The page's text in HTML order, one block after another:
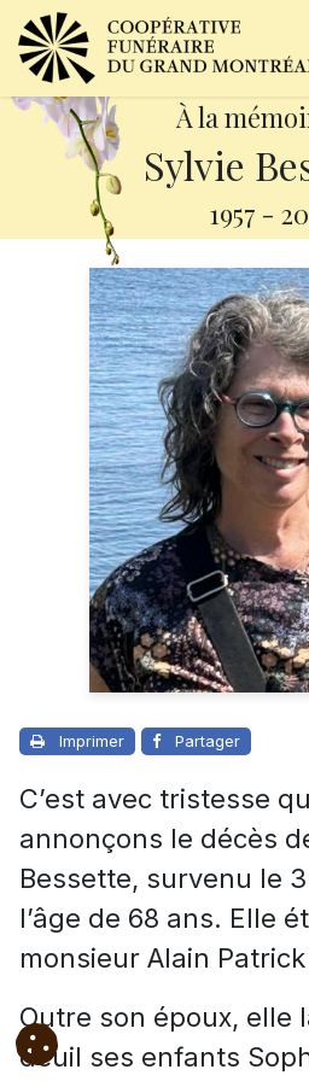
À la
Sylvie
1957 -
Imprimer Partager
C’est avec tristesse
annonçons le décès
Bessette, survenu le
l’âge de 68 ans. Elle
monsieur Alain
Outre son époux, elle
deuil ses enfants